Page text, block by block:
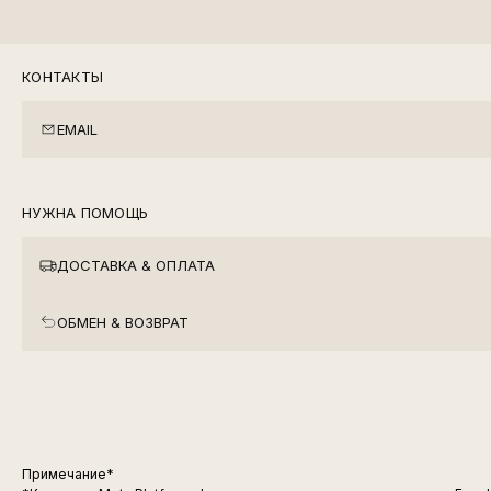
КОНТАКТЫ
EMAIL
НУЖНА ПОМОЩЬ
ДОСТАВКА & ОПЛАТА
ОБМЕН & ВОЗВРАТ
Примечание*